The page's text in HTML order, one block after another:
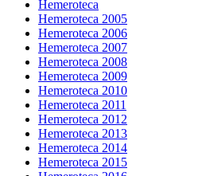
Hemeroteca
Hemeroteca 2005
Hemeroteca 2006
Hemeroteca 2007
Hemeroteca 2008
Hemeroteca 2009
Hemeroteca 2010
Hemeroteca 2011
Hemeroteca 2012
Hemeroteca 2013
Hemeroteca 2014
Hemeroteca 2015